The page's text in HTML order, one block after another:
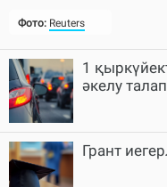
Фото: Reuters
1
әкелу
Грант